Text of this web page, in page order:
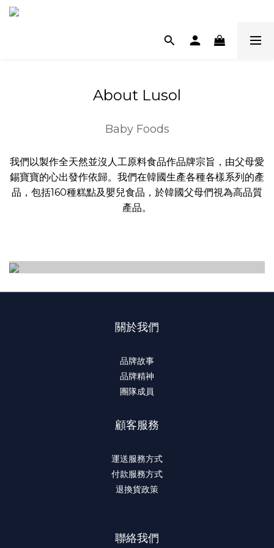
About Lusol
Baby Foods
我們以製作全天然並沒人工原料食品作品牌宗旨，由父母愛
錫寶寶的心出發作依歸。我們在韓國生產各種各樣系列的產
品，包括160種糕點及嬰兒食品，於韓國父母們視為高品質
產品。
關於我們
品牌故事
品牌精神
團隊成員
顧客服務
運送服務方式
付款服務方式
退換貨政策
聯絡我們